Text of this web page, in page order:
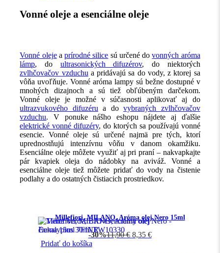
Vonné oleje a esenciálne oleje
Vonné olejeaprírodné silice sú určené dovonných aróma
lámp, do ultrasonických difuzérov, do niektorých
zvlhčovačov vzduchu a pridávajú sa do vody, z ktorej sa
vôňa uvoľňuje. Vonné aróma lampy sú bežne dostupné v
mnohých dizajnoch a sú tiež obľúbeným darčekom.
Vonné oleje je možné v súčasnosti aplikovať aj do
ultrazvukového difuzéru a dovybraných zvlhčovačov
vzduchu. V ponuke nášho eshopu nájdete aj ďalšie
elektrické vonné difuzéry, do ktorých sa používajú vonné
esencie. Vonné oleje sú určené najmä pre tých, ktorí
uprednostňujú intenzívnu vôňu v danom okamžiku.
Esenciálne oleje môžete využiť aj pri praní – nakvapkajte
pár kvapiek oleja do nádobky na aviváž. Vonné a
esenciálne oleje tiež môžete pridať do vody na čistenie
podlahy a do ostatných čistiacich prostriedkov.
Millefiori, MILANO, Aróma olej Nero 15ml
-30%11,90€ 8,35 €
Pridať do košíka